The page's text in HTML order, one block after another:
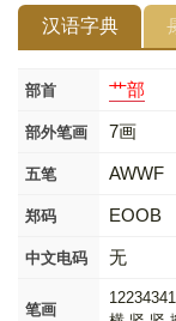
汉语字典
部首 艹部
部外笔画 7画
五笔 AWWF
郑码 EOOB
中文电码 无
笔画